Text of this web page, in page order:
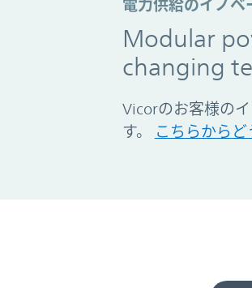
電力供給のイノ
Modular
changing
Vicorのお客様の
す。
こちらからど